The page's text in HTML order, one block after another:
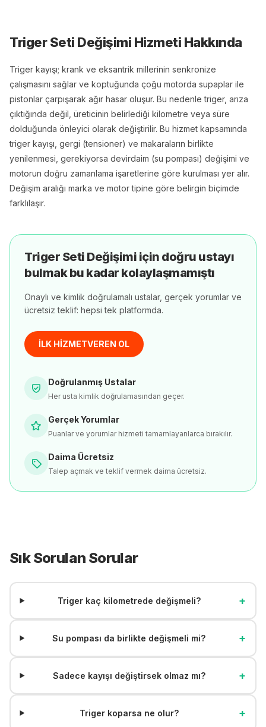
Triger Seti Değişimi Hizmeti Hakkında
Triger kayışı; krank ve eksantrik millerinin senkronize
çalışmasını sağlar ve koptuğunda çoğu motorda supaplar ile
pistonlar çarpışarak ağır hasar oluşur. Bu nedenle triger, arıza
çıktığında değil, üreticinin belirlediği kilometre veya süre
dolduğunda önleyici olarak değiştirilir. Bu hizmet kapsamında
triger kayışı, gergi (tensioner) ve makaraların birlikte
yenilenmesi, gerekiyorsa devirdaim (su pompası) değişimi ve
motorun doğru zamanlama işaretlerine göre kurulması yer alır.
Değişim aralığı marka ve motor tipine göre belirgin biçimde
farklılaşır.
Triger Seti Değişimi için doğru ustayı
bulmak bu kadar kolaylaşmamıştı
Onaylı ve kimlik doğrulamalı ustalar, gerçek yorumlar ve
ücretsiz teklif: hepsi tek platformda.
İLK HİZMETVEREN OL
Doğrulanmış Ustalar
Her usta kimlik doğrulamasından geçer.
Gerçek Yorumlar
Puanlar ve yorumlar hizmeti tamamlayanlarca bırakılır.
Daima Ücretsiz
Talep açmak ve teklif vermek daima ücretsiz.
Sık Sorulan Sorular
Triger kaç kilometrede değişmeli? +
Su pompası da birlikte değişmeli mi? +
Sadece kayışı değiştirsek olmaz mı? +
Triger koparsa ne olur? +